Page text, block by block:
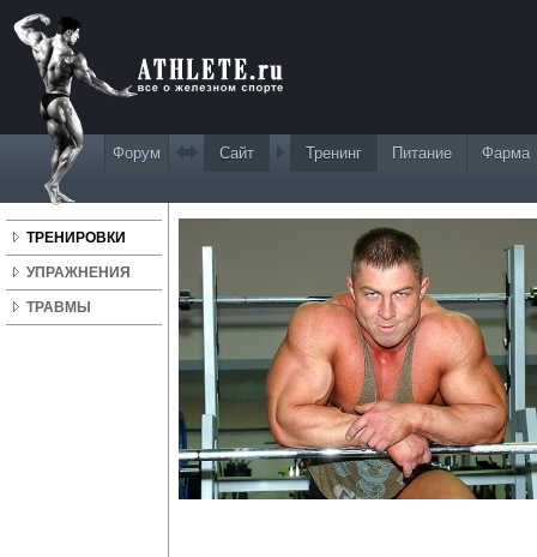
Форум Сайт Тренинг Питание Фарма
ТРЕНИРОВКИ
УПРАЖНЕНИЯ
ТРАВМЫ